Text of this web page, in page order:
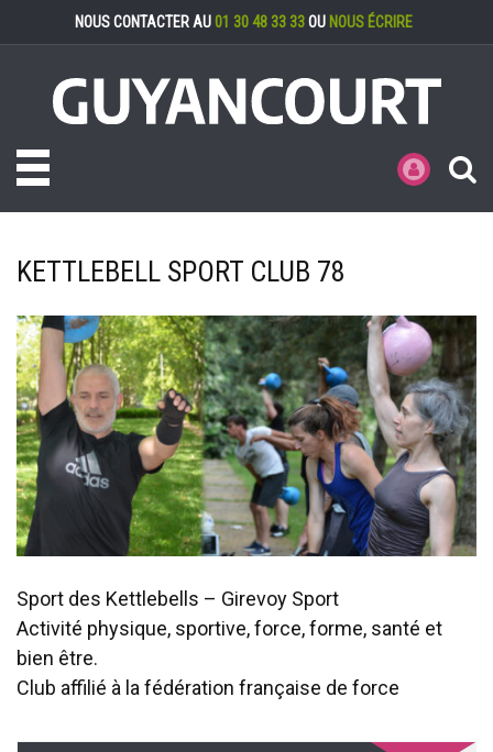
NOUS CONTACTER AU 01 30 48 33 33OU NOUS ÉCRIRE
Toggle navigation MES
KETTLEBELL SPORT CLUB 78
Sport des Kettlebells – Girevoy Sport
Activité physique, sportive, force, forme, santé et
bien être.
Club affilié à la fédération française de force